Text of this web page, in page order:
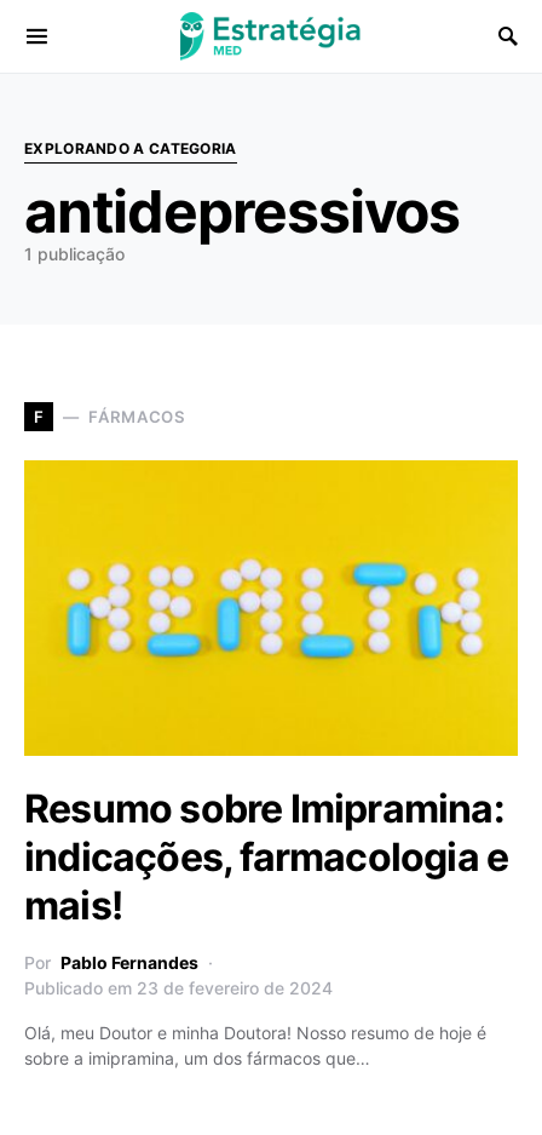
Procurar:
EXPLORANDO A CATEGORIA
antidepressivos
1 publicação
F FÁRMACOS
Resumo sobre Imipramina:
indicações, farmacologia e
mais!
Por Pablo Fernandes
Publicado em 23 de fevereiro de 2024
Olá, meu Doutor e minha Doutora! Nosso resumo de hoje é
sobre a imipramina, um dos fármacos que…